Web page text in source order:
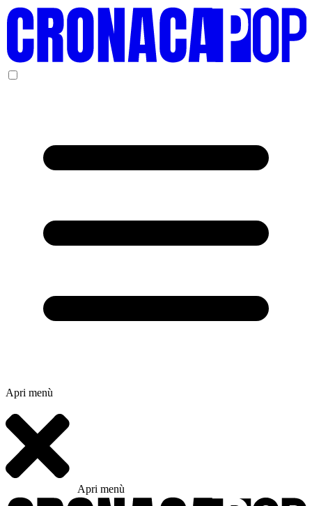
Apri menù
Apri menù